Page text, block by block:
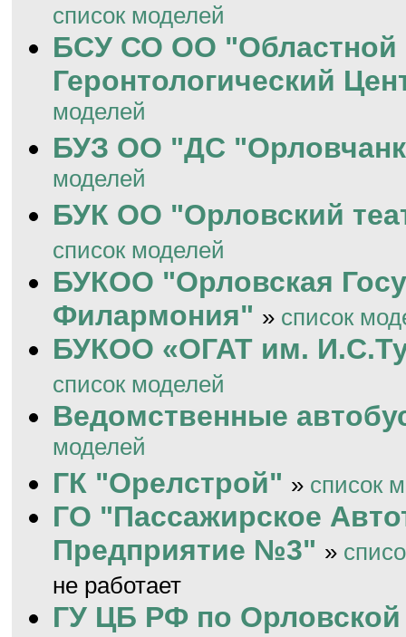
список моделей
БСУ СО ОО "Областной
Геронтологический
моделей
БУЗ ОО "ДС
моделей
БУК ОО "Орловский
список моделей
БУКОО "Орловская
Филармония" » список
БУКОО «ОГАТ им.
список моделей
Ведомственные
моделей
ГК "Орелстрой" » список
ГО "Пассажирское
Предприятие №3" »
не работает
ГУ ЦБ РФ по Орловской